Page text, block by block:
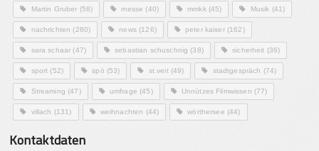
Martin Gruber (58) messe (40) mmkk(45) Musik (41)
nachrichten (280) news(126) peter kaiser(162)
sara schaar (47) sebastian schuschnig (38) sicherheit (36)
sport (52) spö (53) st.veit(49) stadtgespräch (74)
Streaming (47) umfrage (45) Unnützes Filmwissen (77)
villach (131) weihnachten (44) wörthersee (44)
Kontaktdaten